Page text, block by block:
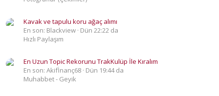
Kavak ve tapulu koru ağaç alımı
En son: Blackview Dün 22:22 da
Hızlı Paylaşım
En Uzun Topic Rekorunu TrakKulüp İle Kıralım
En son: Akifİnanç68 Dün 19:44 da
Muhabbet - Geyik